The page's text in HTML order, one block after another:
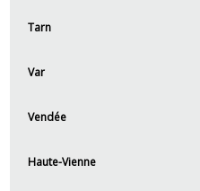
Tarn
Var
Vendée
Haute-Vienne